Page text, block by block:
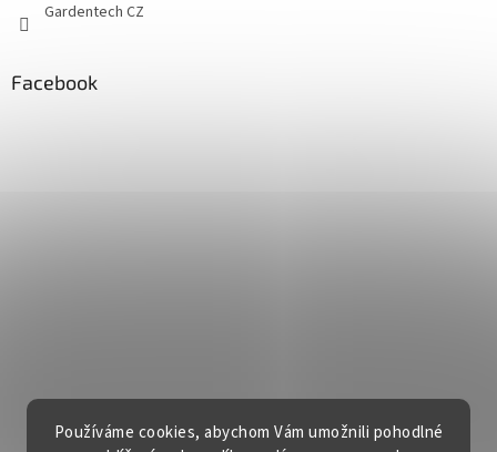
Používáme cookies, abychom Vám umožnili pohodlné
Gardentech CZ
Facebook